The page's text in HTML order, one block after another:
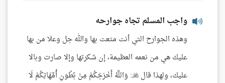
واجب المسلم تجاه جوارحه
وهذه الجوارح التي أنت متعت بها والله جل وعلا من بها
عليك هي من نعمه العظيمة، إن شكرتها وإلا صارت وبالا
عليك، ولهذا قال : وَاللَّهُ أَخْرَجَكُمْ مِنْ بُطُونِ أُمَّهَاتِكُمْ لَا